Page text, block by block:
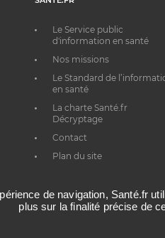
Le Service public
d'information en santé
Nos missions
Le Standard de
en santé
La charte Santé.fr
Décryptage
Contact
Plan du site
de navigation, Santé.fr
plus sur la finalité précise de